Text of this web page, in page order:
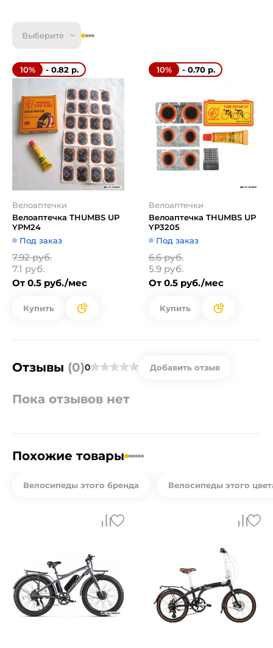
Выберите
10% - 0.82 р.
Велоаптечки
Велоаптечка THUMBS UP
YPM24
Под заказ
7.92 руб.
7.1 руб.
От 0.5 руб./мес
Купить
10% - 0.70 р.
Велоаптечки
Велоаптечка THUMBS UP
YP3205
Под заказ
6.6 руб.
5.9 руб.
От 0.5 руб./мес
Купить
Отзывы (0)0 Добавить отзыв
Пока отзывов нет
Похожие товары
Велосипеды этого бренда Велосипеды этого